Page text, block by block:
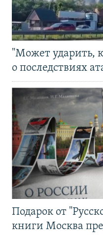
"Может ударить,
о последствиях
Подарок от
книги Москва